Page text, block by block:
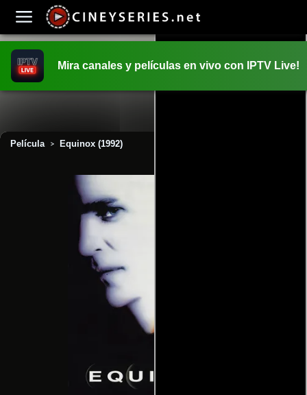
Mira canales y películas en vivo con IPTV Live!
Película > Equinox (1992)